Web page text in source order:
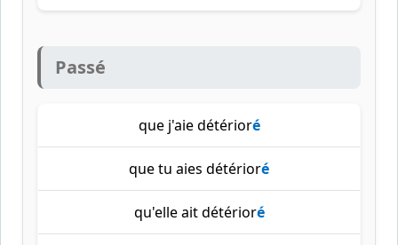
Passé
que j'aie détérioré
que tu aies détérioré
qu'elle ait détérioré